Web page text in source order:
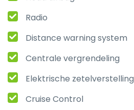
Radio
Distance warning system
Centrale vergrendeling
Elektrische zetelverstelling
Cruise Control